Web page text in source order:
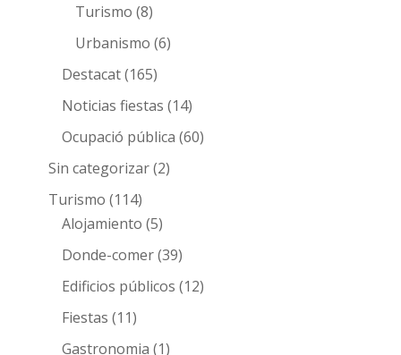
Turismo (8)
Urbanismo (6)
Destacat(165)
Noticias fiestas (14)
Ocupació pública (60)
Sin categorizar(2)
Turismo (114)
Alojamiento (5)
Donde-comer(39)
Edificios públicos (12)
Fiestas (11)
Gastronomia (1)